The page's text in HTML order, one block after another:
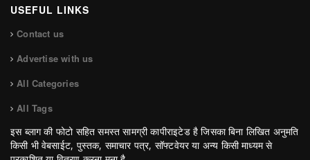
USEFUL LINKS
Contact us
Advertise with us
All Categories
All Tags
इस ब्लाग की फोटो सहित समस्त सामग्री कापीराइटेड है जिसका बिना लिखित अनुमति
किसी भी वेबसाईट, पुस्तक, समाचार पत्र, सॉफ्टवेयर या अन्य किसी माध्यम से